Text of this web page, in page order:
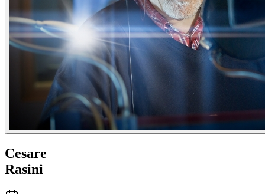
Cesare
Rasini